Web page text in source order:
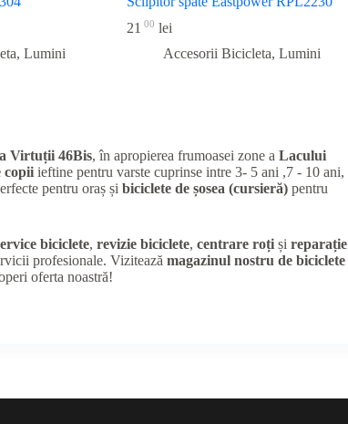
, Lumini
21 00 lei
Accesorii Bicicleta, Lumini
Virtuții 46Bis, în apropierea frumoasei zone a Lacului
copii ieftine pentru varste cuprinse intre 3- 5 ani ,7 - 10 ani,
pentru oraș și biciclete de șosea (cursieră) pentru
biciclete, revizie biciclete, centrare roți și reparație
profesionale. Vizitează magazinul nostru de biciclete
oferta noastră!